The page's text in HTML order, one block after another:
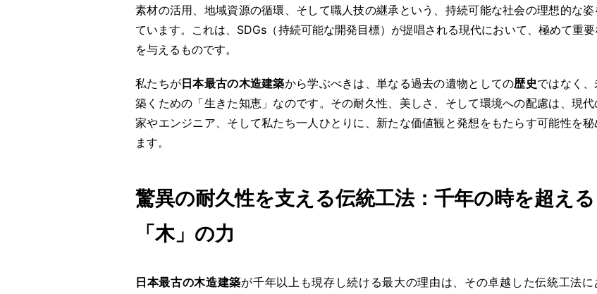
素材の活用、地域資源の循環、そして職人技の継承という、持続可能な社会の理想的な姿
ています。これは、SDGs（持続可能な開発目標）が提唱される現代において、極めて重
を与えるものです。
私たちが日本最古の木造建築から学ぶべきは、単なる過去の遺物としての歴史ではなく
築くための「生きた知恵」なのです。その耐久性、美しさ、そして環境への配慮は、現
家やエンジニア、そして私たち一人ひとりに、新たな価値観と発想をもたらす可能性を秘
ます。
驚異の耐久性を支える伝統工法：千年の時を超える
「木」の力
日本最古の木造建築が千年以上も現存し続ける最大の理由は、その卓越した伝統工法に